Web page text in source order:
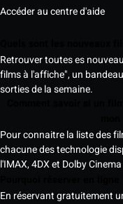
Accéder au centre d'aide
Retrouver toutes es
films à l'affiche", un
sorties de la semaine.
Pour connaitre la liste des
chacune des technologie
l'IMAX, 4DX et Dolby Cinema
En réservant gratuitement